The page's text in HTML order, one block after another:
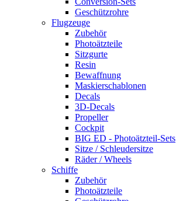
Geschützrohre
Flugzeuge
Zubehör
Photoätzteile
Sitzgurte
Resin
Bewaffnung
Maskierschablonen
Decals
3D-Decals
Propeller
Cockpit
BIG ED - Photoätzteil-Sets
Sitze / Schleudersitze
Räder / Wheels
Schiffe
Zubehör
Photoätzteile